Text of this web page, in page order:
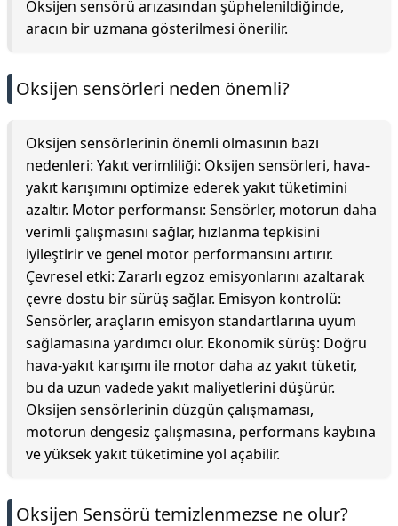
Oksijen sensörü arızasından şüphelenildiğinde,
aracın bir uzmana gösterilmesi önerilir.
Oksijen sensörleri neden önemli?
Oksijen sensörlerinin önemli olmasının bazı
nedenleri: Yakıt verimliliği: Oksijen sensörleri, hava-
yakıt karışımını optimize ederek yakıt tüketimini
azaltır. Motor performansı: Sensörler, motorun daha
verimli çalışmasını sağlar, hızlanma tepkisini
iyileştirir ve genel motor performansını artırır.
Çevresel etki: Zararlı egzoz emisyonlarını azaltarak
çevre dostu bir sürüş sağlar. Emisyon kontrolü:
Sensörler, araçların emisyon standartlarına uyum
sağlamasına yardımcı olur. Ekonomik sürüş: Doğru
hava-yakıt karışımı ile motor daha az yakıt tüketir,
bu da uzun vadede yakıt maliyetlerini düşürür.
Oksijen sensörlerinin düzgün çalışmaması,
motorun dengesiz çalışmasına, performans kaybına
ve yüksek yakıt tüketimine yol açabilir.
Oksijen Sensörü temizlenmezse ne olur?